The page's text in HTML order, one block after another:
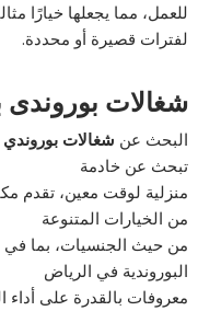
للعمل، مما يجعلها خيارًا
لفترات قصيرة أو محددة.
شغالات بوروندى
البحث عن شغالات بوروندي
تبحث عن خادمة
منزلية لوقت معين، تقدم
من الخيارات المتنوعة
من حيث الجنسيات، بما في
البوروندية في الرياض
معروفات بالقدرة على أداء